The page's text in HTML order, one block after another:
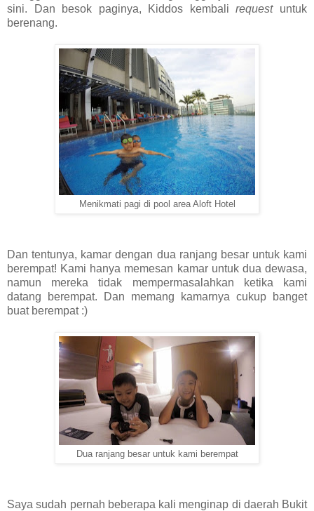
sini. Dan besok paginya, Kiddos kembalirequestuntuk
berenang.
Menikmati pagi di pool area Aloft Hotel
Dan tentunya, kamar dengan dua ranjang besar untuk kami
berempat! Kami hanya memesan kamar untuk dua dewasa,
namun mereka tidak mempermasalahkan ketika kami
datang berempat. Dan memang kamarnya cukup banget
buat berempat :)
Dua ranjang besar untuk kami berempat
Saya sudah pernah beberapa kali menginap di daerah Bukit